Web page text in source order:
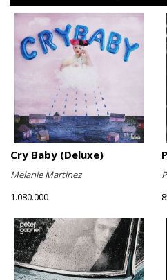
Cry Baby (Deluxe)
Melanie Martinez
1.080.000